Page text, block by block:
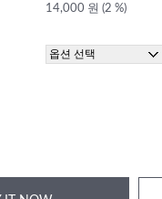
14,000 원 (2 %)